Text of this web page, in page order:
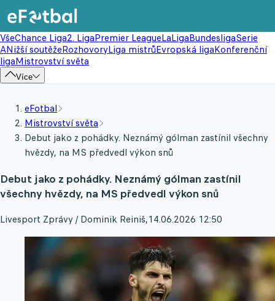
VšeChance Liga2. LigaPremier LeagueLaLigaBundesligaSerie
ANižší soutěžeRozhovoryLiga mistrůEvropská ligaKonferenční
ligaMistrovství světa
Více
eFotbal
Mistrovství světa
Debut jako z pohádky. Neznámý gólman zastínil všechny
hvězdy, na MS předvedl výkon snů
Debut jako z pohádky. Neznámý gólman zastínil
všechny hvězdy, na MS předvedl výkon snů
Livesport Zprávy / Dominik Reiniš,14.06.2026 12:50